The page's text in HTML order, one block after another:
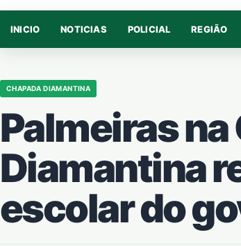
INICIO NOTICIAS POLICIAL REGIÃO
CHAPADA DIAMANTINA
Palmeiras na
Diamantina
escolar do